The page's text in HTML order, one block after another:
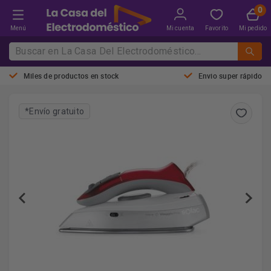
Menú Mi cuenta Favorito Mi pedido
Miles de productos en stock Envio super rápido
*Envío gratuito